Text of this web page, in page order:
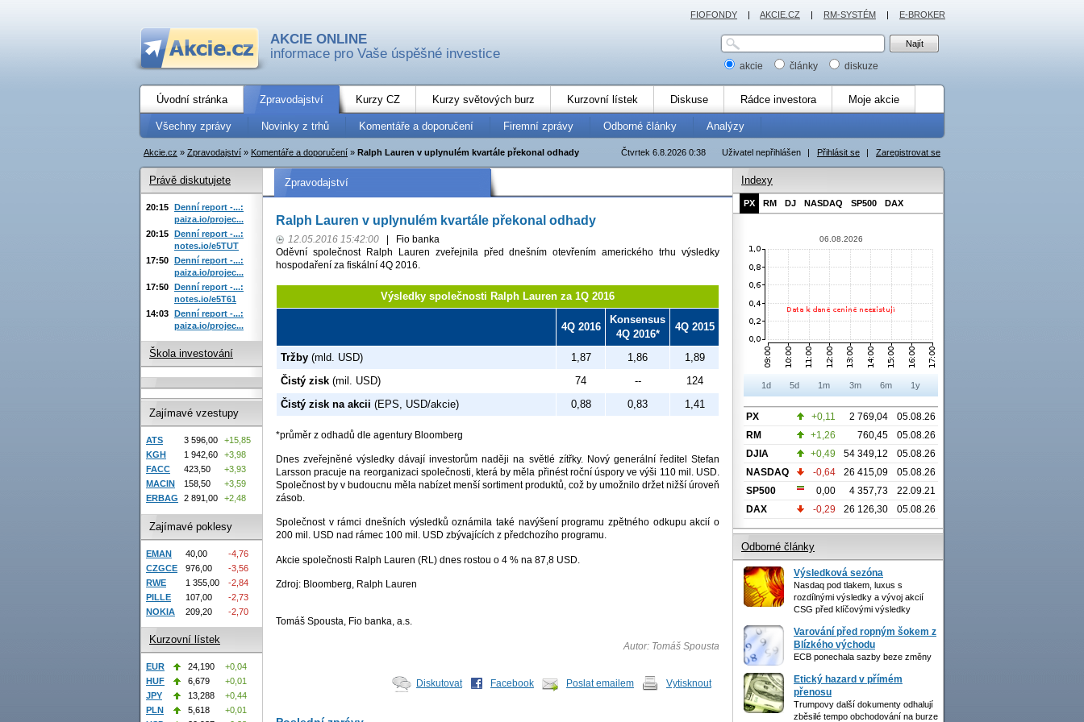
AKCIE ONLINE
informace pro Vaše úspěšné investice
akcie články diskuze
Úvodní stránka Zpravodajství Kurzy CZ Kurzy světových burz Kurzovní lístek Diskuse Rádce investora Moje akcie
Všechny zprávy Novinky z trhů Komentáře a doporučení Firemní zprávy Odborné články Analýzy
Uživatel nepřihlášen | Přihlásit se | Zaregistrovat se
Čtvrtek 6.8.2026 0:38
Akcie.cz » Zpravodajství » Komentáře a doporučení » Ralph Lauren v uplynulém kvartále překonal odhady
Zpravodajství
Ralph Lauren v uplynulém kvartále překonal odhady
12.05.2016 15:42:00
Fio banka
Oděvní společnost Ralph Lauren zveřejnila před dnešním otevřením amerického trhu výsledky
hospodaření za fiskální 4Q 2016.
Výsledky společnosti Ralph Lauren za 1Q 2016
4Q 2016
Konsensus
4Q 2016*
4Q 2015
Tržby (mld. USD) 1,87 1,86
1,89
Čistý zisk (mil. USD) 74 --
124
Čistý zisk na akcii (EPS, USD/akcie) 0,88 0,83 1,41
*průměr z odhadů dle agentury Bloomberg
Dnes zveřejněné výsledky dávají investorům naději na světlé zítřky. Nový generální ředitel Stefan
Larsson pracuje na reorganizaci společnosti, která by měla přinést roční úspory ve výši 110 mil. USD.
Společnost by v budoucnu měla nabízet menší sortiment produktů, což by umožnilo držet nižší úroveň
zásob.
Společnost v rámci dnešních výsledků oznámila také navýšení programu zpětného odkupu akcií o
200 mil. USD nad rámec 100 mil. USD zbývajících z předchozího programu.
Akcie společnosti Ralph Lauren (RL) dnes rostou o 4 % na 87,8 USD.
Zdroj: Bloomberg, Ralph Lauren
Tomáš Spousta, Fio banka, a.s.
Autor: Tomáš Spousta
Diskutovat Facebook Poslat emailem Vytisknout
Právě diskutujete
20:15 Denní report -...:
paiza.io/projec...
20:15 Denní report -...:
notes.io/e5TUT
17:50 Denní report -...:
paiza.io/projec...
17:50 Denní report -...:
notes.io/e5T61
14:03 Denní report -...:
paiza.io/projec...
Škola investování
Zajímavé vzestupy
ATS 3 596,00
+15,85
KGH
1 942,60
+3,98
FACC
423,50
+3,93
MACIN
158,50
+3,59
ERBAG
2 891,00 +2,48
Zajímavé poklesy
EMAN 40,00
-4,76
CZGCE
976,00
-3,56
RWE
1 355,00
-2,84
PILLE
107,00
-2,73
NOKIA
209,20 -2,70
Kurzovní lístek
EUR 24,190
+0,04
HUF
6,679
+0,01
JPY
13,288
+0,44
PLN
5,618
+0,01
Indexy
PX RM DJ NASDAQ SP500 DAX
06.08.2026
1d 5d 1m 3m 6m 1y
PX +0,11 2 769,04
05.08.26
RM
+1,26 760,45
05.08.26
DJIA
+0,49 54 349,12
05.08.26
NASDAQ
-0,64 26 415,09
05.08.26
SP500
0,00 4 357,73
22.09.21
DAX
-0,29 26 126,30 05.08.26
Odborné články
Výsledková sezóna
Nasdaq pod tlakem, luxus s
rozdílnými výsledky a vývoj akcií
CSG před klíčovými výsledky
Varování před ropným šokem z
Blízkého východu
ECB ponechala sazby beze změny
Etický hazard v přímém
přenosu
Trumpovy další dokumenty odhalují
zběsilé tempo obchodování na burze
FIOFONDY | AKCIE.CZ | RM-SYSTÉM | E-BROKER